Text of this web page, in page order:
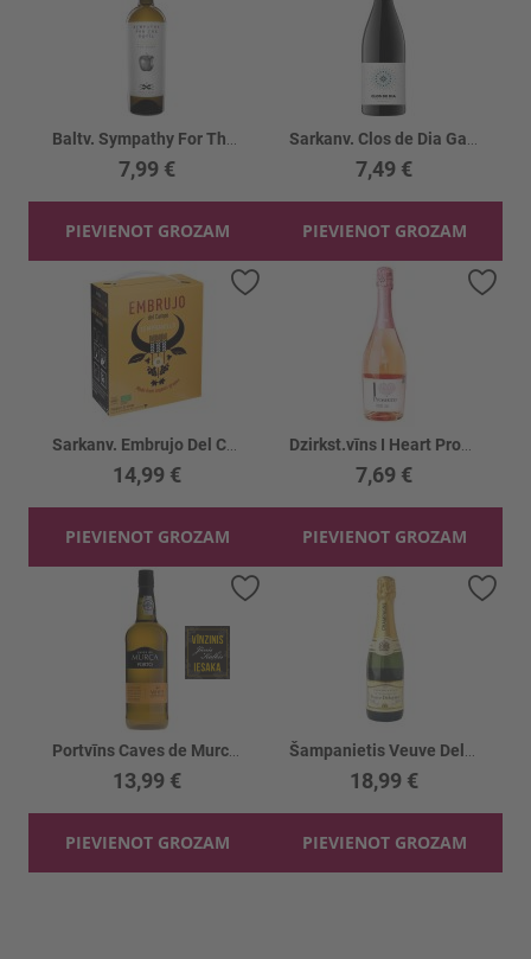
7,99 €
PIEVIENOT GROZAM
7,49 €
PIEVIENOT GROZAM
14,99 €
PIEVIENOT GROZAM
Pievienot vēlmju sarakstam
7,69 €
PIEVIENOT GROZAM
13,99 €
PIEVIENOT GROZAM
Pievienot vēlmju sarakstam
18,99 €
PIEVIENOT GROZAM